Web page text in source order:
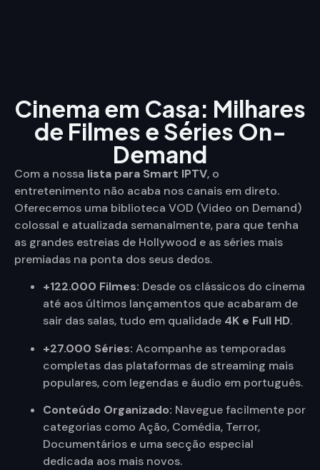
Cinema em Casa: Milhares
de Filmes e Séries On-
Demand
Com a nossa lista para Smart IPTV, o
entretenimento não acaba nos canais em direto.
Oferecemos uma biblioteca VOD (Video on Demand)
colossal e atualizada semanalmente, para que tenha
as grandes estreias de Hollywood e as séries mais
premiadas na ponta dos seus dedos.
+122.000 Filmes: Desde os clássicos do cinema
até aos últimos lançamentos que acabaram de
sair das salas, tudo em qualidade 4K e Full HD.
+27.000 Séries: Acompanhe as temporadas
completas das plataformas de streaming mais
populares, com legendas e áudio em português.
Conteúdo Organizado: Navegue facilmente por
categorias como Ação, Comédia, Terror,
Documentários e uma secção especial
dedicada aos mais novos.